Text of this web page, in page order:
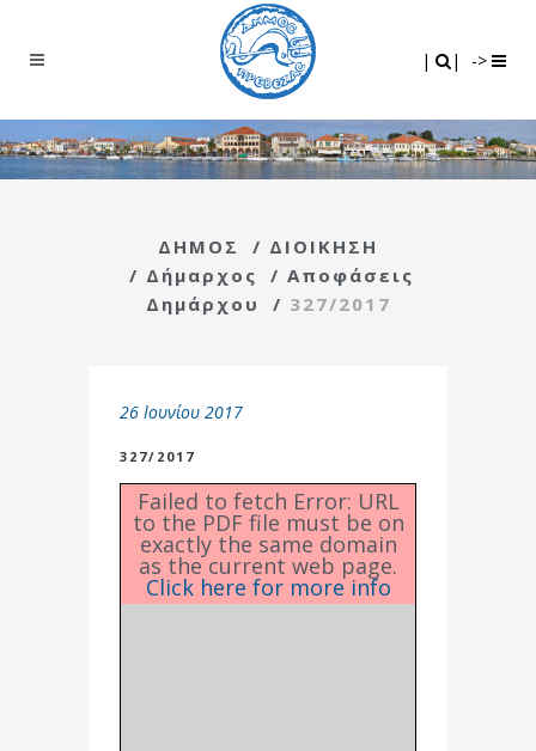
| | ->
ΔΗΜΟΣ / ΔΙΟΙΚΗΣΗ
/ Δήμαρχος / Αποφάσεις
Δημάρχου
/ 327/2017
26 Ιουνίου 2017
327/2017
Failed to fetch Error: URL
to the PDF file must be on
exactly the same domain
as the current web page.
Click here for more info